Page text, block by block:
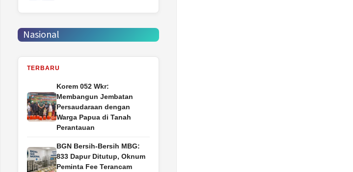
Nasional
TERBARU
Korem 052 Wkr:
Membangun Jembatan
Persaudaraan dengan
Warga Papua di Tanah
Perantauan
BGN Bersih-Bersih MBG:
833 Dapur Ditutup, Oknum
Peminta Fee Terancam